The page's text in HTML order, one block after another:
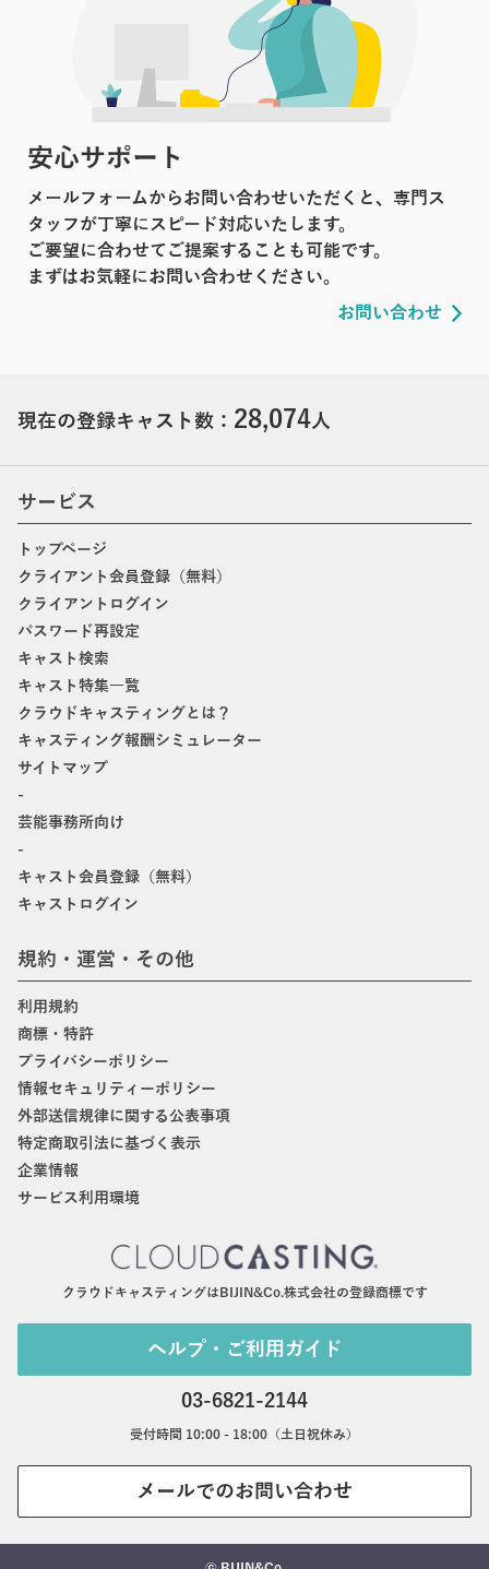
安心サポート
メールフォームからお問い合わせいただくと、専門ス
タッフが丁寧にスピード対応いたします。
ご要望に合わせてご提案することも可能です。
まずはお気軽にお問い合わせください。
お問い合わせ
現在の登録キャスト数： 28,074人
サービス
トップページ
クライアント会員登録（無料）
クライアントログイン
パスワード再設定
キャスト検索
キャスト特集一覧
クラウドキャスティングとは？
キャスティング報酬シミュレーター
サイトマップ
-
芸能事務所向け
-
キャスト会員登録（無料）
キャストログイン
規約・運営・その他
利用規約
商標・特許
プライバシーポリシー
情報セキュリティーポリシー
外部送信規律に関する公表事項
特定商取引法に基づく表示
企業情報
サービス利用環境
クラウドキャスティングはBIJIN&Co.株式会社の登録商標です
ヘルプ・ご利用ガイド
03-6821-2144
受付時間 10:00 - 18:00（土日祝休み）
メールでのお問い合わせ